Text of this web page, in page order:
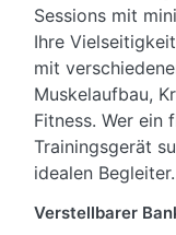
Sessions mit
Ihre
mit
Muskelaufbau,
Fitness. Wer ein
Trainingsgerät
idealen Begleiter.
Verstellbarer